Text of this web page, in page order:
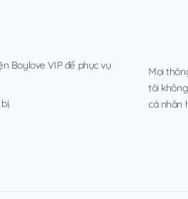
Boylove VIP để phục vụ
Mọi
tôi
cá nhân